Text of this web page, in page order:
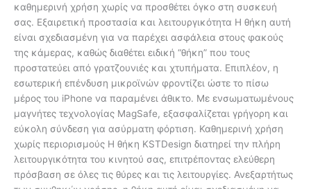
καθημερινή χρήση χωρίς να προσθέτει όγκο στη συσκευή
σας. Εξαιρετική προστασία και λειτουργικότητα Η θήκη αυτή
είναι σχεδιασμένη για να παρέχει ασφάλεια στους φακούς
της κάμερας, καθώς διαθέτει ειδική “θήκη” που τους
προστατεύει από γρατζουνιές και χτυπήματα. Επιπλέον, η
εσωτερική επένδυση μικροϊνών φροντίζει ώστε το πίσω
μέρος του iPhone να παραμένει άθικτο. Με ενσωματωμένους
μαγνήτες τεχνολογίας MagSafe, εξασφαλίζεται γρήγορη και
εύκολη σύνδεση για ασύρματη φόρτιση. Καθημερινή χρήση
χωρίς περιορισμούς Η θήκη KSTDesign διατηρεί την πλήρη
λειτουργικότητα του κινητού σας, επιτρέποντας ελεύθερη
πρόσβαση σε όλες τις θύρες και τις λειτουργίες. Ανεξαρτήτως